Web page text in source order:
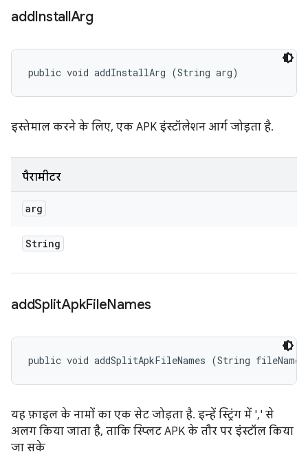
addInstallArg
public void addInstallArg (String arg)
इस्तेमाल करने के लिए, एक APK इंस्टॉलेशन आर्ग जोड़ता है.
पैरामीटर
arg
String
addSplitApkFileNames
public void addSplitApkFileNames (String
यह फ़ाइल के नामों का एक सेट जोड़ता है. इन्हें स्ट्रिंग में ',' से
अलग किया जाता है, ताकि स्प्लिट APK के तौर पर इंस्टॉल किया
जा सके